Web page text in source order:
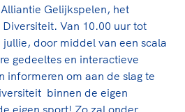
Experts
Centre
Gelijkspelen, het
Van 10.00 uur tot
door middel van een scala
gedeeltes en interactieve
informeren om aan de slag te
binnen de eigen
eigen sport! Zo zal onder